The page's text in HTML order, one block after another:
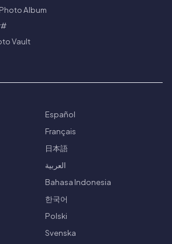
Album
Vault
Español
Français
日本語
العربية
Bahasa Indonesia
한국어
Polski
Svenska